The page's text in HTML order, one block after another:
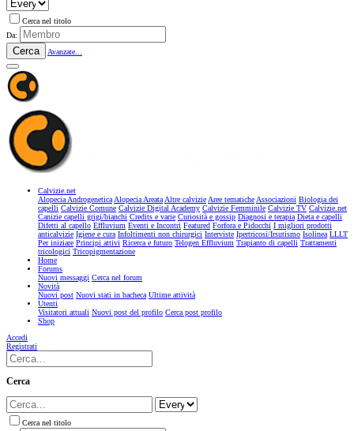
Cerca nel titolo
Da:
Cerca Avanzate...
Calvizie.net
Alopecia AndrogeneticaAlopecia AreataAltre calvizieAree tematicheAssociazioni Biologia dei
capelli Calvizie Comune Calvizie Digital Academy Calvizie Femminile Calvizie TV Calvizie.net
Canizie capelli grigi/bianchi Credits e varie Curiosità e gossip Diagnosi e terapia Dieta e capelli
Difetti al capello Effluvium Eventi e Incontri Featured Forfora e Pidocchi I migliori prodotti
anticalvizie Igiene e cura Infoltimenti non chirurgici Interviste Ipertricosi/Irsutismo Isolinea LLLT
Per iniziare Principi attivi Ricerca e futuro Telogen Effluvium Trapianto di capelli Trattamenti
tricologici Tricopigmentazione
Home
Forums
Nuovi messaggi Cerca nel forum
Novità
Nuovi post Nuovi stati in bacheca Ultime attività
Utenti
Visitatori attuali Nuovi post del profilo Cerca post profilo
Shop
Accedi
Registrati
Cerca
Cerca nel titolo